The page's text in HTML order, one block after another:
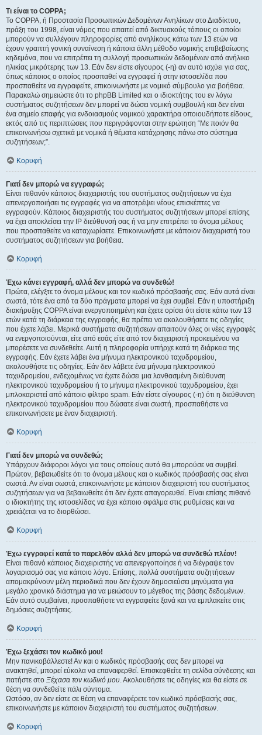
Τι είναι το COPPA;
Το COPPA, ή Προστασία Προσωπικών Δεδομένων Ανηλίκων στο Διαδίκτυο,
πράξη του 1998, είναι νόμος που απαιτεί από δικτυακούς τόπους οι οποίοι
μπορούν να συλλέγουν πληροφορίες από ανηλίκους κάτω των 13 ετών να
έχουν γραπτή γονική συναίνεση ή κάποια άλλη μέθοδο νομικής επιβεβαίωσης
κηδεμόνα, που να επιτρέπει τη συλλογή προσωπικών δεδομένων από ανήλικο
ηλικίας μικρότερης των 13. Εάν δεν είστε σίγουρος (-η) αν αυτό ισχύει για σας,
όπως κάποιος ο οποίος προσπαθεί να εγγραφεί ή στην ιστοσελίδα που
προσπαθείτε να εγγραφείτε, επικοινωνήστε με νομικό σύμβουλο για βοήθεια.
Παρακαλώ σημειώστε ότι το phpBB Limited και ο ιδιοκτήτης του εν λόγω
συστήματος συζητήσεων δεν μπορεί να δώσει νομική συμβουλή και δεν είναι
ένα σημείο επαφής για ενδοιασμούς νομικού χαρακτήρα οποιουδήποτε είδους,
εκτός από τις περιπτώσεις που περιγράφονται στην ερώτηση “Με ποιόν θα
επικοινωνήσω σχετικά με νομικά ή θέματα κατάχρησης πάνω στο σύστημα
συζητήσεων;”.
Κορυφή
Γιατί δεν μπορώ να εγγραφώ;
Είναι πιθανόν κάποιος διαχειριστής του συστήματος συζητήσεων να έχει
απενεργοποιήσει τις εγγραφές για να αποτρέψει νέους επισκέπτες να
εγγραφούν. Κάποιος διαχειριστής του συστήματος συζητήσεων μπορεί επίσης
να έχει αποκλείσει την IP διεύθυνσή σας ή να μην επιτρέπει το όνομα μέλους
που προσπαθείτε να καταχωρίσετε. Επικοινωνήστε με κάποιον διαχειριστή του
συστήματος συζητήσεων για βοήθεια.
Κορυφή
Έχω κάνει εγγραφή, αλλά δεν μπορώ να συνδεθώ!
Πρώτα, ελέγξτε το όνομα μέλους και τον κωδικό πρόσβασής σας. Εάν αυτά είναι
σωστά, τότε ένα από τα δύο πράγματα μπορεί να έχει συμβεί. Εάν η υποστήριξη
διακήρυξης COPPA είναι ενεργοποιημένη και έχετε ορίσει ότι είστε κάτω των 13
ετών κατά τη διάρκεια της εγγραφής, θα πρέπει να ακολουθήσετε τις οδηγίες
που έχετε λάβει. Μερικά συστήματα συζητήσεων απαιτούν όλες οι νέες εγγραφές
να ενεργοποιούνται, είτε από εσάς είτε από τον διαχειριστή προκειμένου να
μπορέσετε να συνδεθείτε. Αυτή η πληροφορία υπήρχε κατά τη διάρκεια της
εγγραφής. Εάν έχετε λάβει ένα μήνυμα ηλεκτρονικού ταχυδρομείου,
ακολουθήστε τις οδηγίες. Εάν δεν λάβετε ένα μήνυμα ηλεκτρονικού
ταχυδρομείου, ενδεχομένως να έχετε δώσει μια λανθασμένη διεύθυνση
ηλεκτρονικού ταχυδρομείου ή το μήνυμα ηλεκτρονικού ταχυδρομείου, έχει
μπλοκαριστεί από κάποιο φίλτρο spam. Εάν είστε σίγουρος (-η) ότι η διεύθυνση
ηλεκτρονικού ταχυδρομείου που δώσατε είναι σωστή, προσπαθήστε να
επικοινωνήσετε με έναν διαχειριστή.
Κορυφή
Γιατί δεν μπορώ να συνδεθώ;
Υπάρχουν διάφοροι λόγοι για τους οποίους αυτό θα μπορούσε να συμβεί.
Πρώτον, βεβαιωθείτε ότι το όνομα μέλους και ο κωδικός πρόσβασής σας είναι
σωστά. Αν είναι σωστά, επικοινωνήστε με κάποιον διαχειριστή του συστήματος
συζητήσεων για να βεβαιωθείτε ότι δεν έχετε απαγορευθεί. Είναι επίσης πιθανό
ο ιδιοκτήτης της ιστοσελίδας να έχει κάποιο σφάλμα στις ρυθμίσεις και να
χρειάζεται να το διορθώσει.
Κορυφή
Έχω εγγραφεί κατά το παρελθόν αλλά δεν μπορώ να συνδεθώ πλέον!
Είναι πιθανό κάποιος διαχειριστής να απενεργοποίησε ή να διέγραψε τον
λογαριασμό σας για κάποιο λόγο. Επίσης, πολλά συστήματα συζητήσεων
απομακρύνουν μέλη περιοδικά που δεν έχουν δημοσιεύσει μηνύματα για
μεγάλο χρονικό διάστημα για να μειώσουν το μέγεθος της βάσης δεδομένων.
Εάν αυτό συμβαίνει, προσπαθήστε να εγγραφείτε ξανά και να εμπλακείτε στις
δημόσιες συζητήσεις.
Κορυφή
Έχω ξεχάσει τον κωδικό μου!
Μην πανικοβάλλεστε! Αν και ο κωδικός πρόσβασής σας δεν μπορεί να
ανακτηθεί, μπορεί εύκολα να επαναφερθεί. Επισκεφθείτε τη σελίδα σύνδεσης και
πατήστε στο Ξέχασα τον κωδικό μου. Ακολουθήστε τις οδηγίες και θα είστε σε
θέση να συνδεθείτε πάλι σύντομα.
Ωστόσο, αν δεν είστε σε θέση να επαναφέρετε τον κωδικό πρόσβασής σας,
επικοινωνήστε με κάποιον διαχειριστή του συστήματος συζητήσεων.
Κορυφή